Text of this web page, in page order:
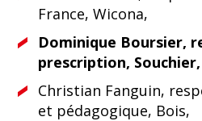
France, Wicona,
Dominique Boursier,
prescription, Souchier,
Christian Fanguin,
et pédagogique, Bois,